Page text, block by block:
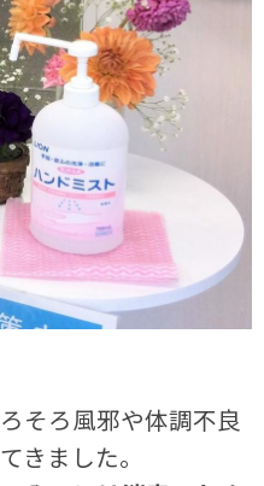
そろ風邪や体調不良
きました。